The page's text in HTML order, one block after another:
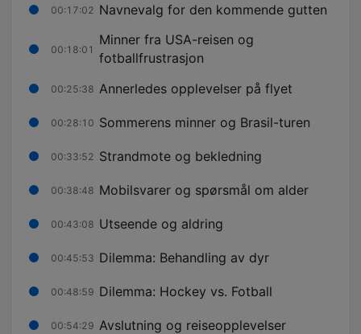
00:17:02 Navnevalg for den kommende gutten
00:18:01
Minner fra USA-reisen og
fotballfrustrasjon
00:25:38 Annerledes opplevelser på flyet
00:28:10 Sommerens minner og Brasil-turen
00:33:52 Strandmote og bekledning
00:38:48 Mobilsvarer og spørsmål om alder
00:43:08 Utseende og aldring
00:45:53 Dilemma: Behandling av dyr
00:48:59 Dilemma: Hockey vs. Fotball
00:54:29 Avslutning og reiseopplevelser